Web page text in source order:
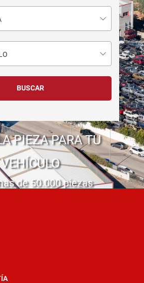
PIEZA PARA TU
VEHÍCULO
de 50.000 piezas